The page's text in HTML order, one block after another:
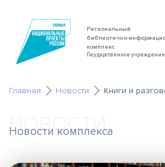
Региональный
библиотечно-
комплекс
Государственное
Главная Новости Книги и
Новости комплекса
НОВОСТИ